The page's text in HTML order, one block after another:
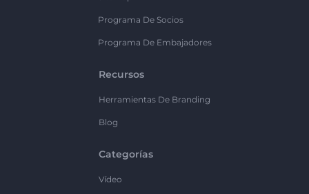
Programa De Socios
Programa De Embajadores
Recursos
Herramientas De Branding
Blog
Categorías
Vídeo